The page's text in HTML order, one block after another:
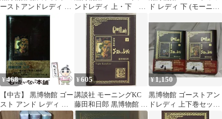
ーストアンドレディ 上
下巻
ンドレディ 上・下 藤
田和日郎
ド レディ 下 (モーニン
¥468
【中古】 黒博物館 ゴー
スト アンド レディ 下
（モーニング KC） / 藤
¥605
講談社 モーニングKC
藤田和日郎 黒博物館 ゴ
ーストアンドレディ 下
¥1,150
黒博物館 ゴーストアン
ドレディ 上下巻セット
藤田和日郎